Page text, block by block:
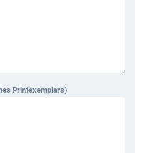
Printexemplars)